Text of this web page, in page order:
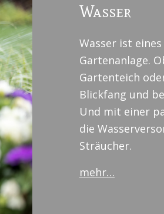
Wasser
Wasser ist
Gartenanlage.
Gartenteich
Blickfang und
Und mit einer
die
Sträucher.
mehr…